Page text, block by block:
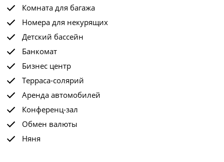
Комната для багажа
Номера для некурящих
Детский бассейн
Банкомат
Бизнес центр
Терраса-солярий
Аренда автомобилей
Конференц-зал
Обмен валюты
Няня